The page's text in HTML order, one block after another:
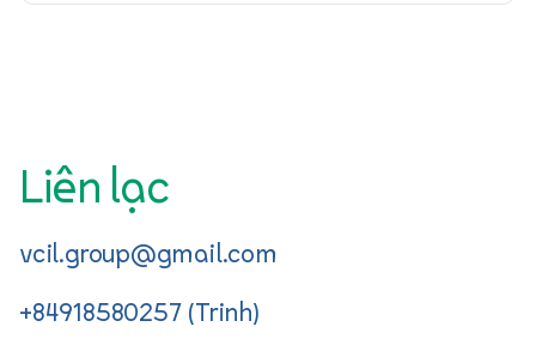
Liên lạc
vcil.group@gmail.com
+84918580257 (Trinh)